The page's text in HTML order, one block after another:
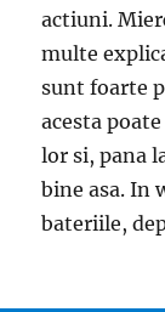
actiuni.
multe
sunt foarte
acesta
lor si, pana
bine asa. In
bateriile,